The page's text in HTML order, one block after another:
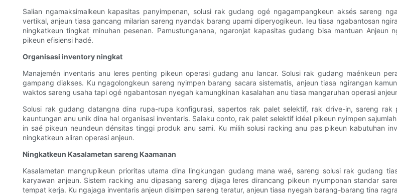
Salian ngamaksimalkeun kapasitas panyimpenan, solusi rak gudang ogé ngagampangkeun aksés sareng
vertikal, anjeun tiasa gancang milarian sareng nyandak barang upami diperyogikeun. Ieu tiasa ngabantosan
ningkatkeun tingkat minuhan pesenan. Pamustunganana, ngaronjat kapasitas gudang bisa mantuan
pikeun efisiensi hadé.
Organisasi inventory ningkat
Manajemén inventaris anu leres penting pikeun operasi gudang anu lancar. Solusi rak gudang maénkeun
gampang diakses. Ku ngagolongkeun sareng nyimpen barang sacara sistematis, anjeun tiasa ngirangan
waktos sareng usaha tapi ogé ngabantosan nyegah kamungkinan kasalahan anu tiasa mangaruhan operasi
Solusi rak gudang datangna dina rupa-rupa konfigurasi, sapertos rak palet selektif, rak drive-in, sareng
kauntungan anu unik dina hal organisasi inventaris. Salaku conto, rak palet selektif idéal pikeun nyimpen
in saé pikeun neundeun dénsitas tinggi produk anu sami. Ku milih solusi racking anu pas pikeun kabutuhan
ningkatkeun aliran operasi anjeun.
Ningkatkeun Kasalametan sareng Kaamanan
Kasalametan mangrupikeun prioritas utama dina lingkungan gudang mana waé, sareng solusi rak gudang
karyawan anjeun. Sistem racking anu dipasang sareng dijaga leres dirancang pikeun nyumponan standar
tempat kerja. Ku ngajaga inventaris anjeun disimpen sareng teratur, anjeun tiasa nyegah barang-barang tina